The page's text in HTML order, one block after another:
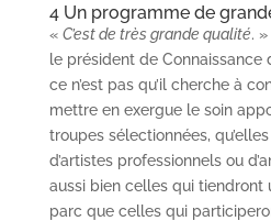
4 Un programme de
« C’est de très grande qualité.
le président de Connaissance
ce n’est pas qu’il cherche à
mettre en exergue le soin
troupes sélectionnées,
d’artistes professionnels ou
aussi bien celles qui tiendront
parc que celles qui